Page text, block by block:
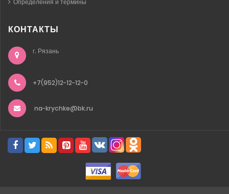
Определения и термины
КОНТАКТЫ
г. Рязань
+7(952)12-12-12-0
na-krychke@bk.ru